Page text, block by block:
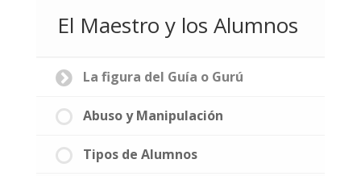
El Maestro y los Alumnos
La figura del Guía o Gurú
Abuso y Manipulación
Tipos de Alumnos